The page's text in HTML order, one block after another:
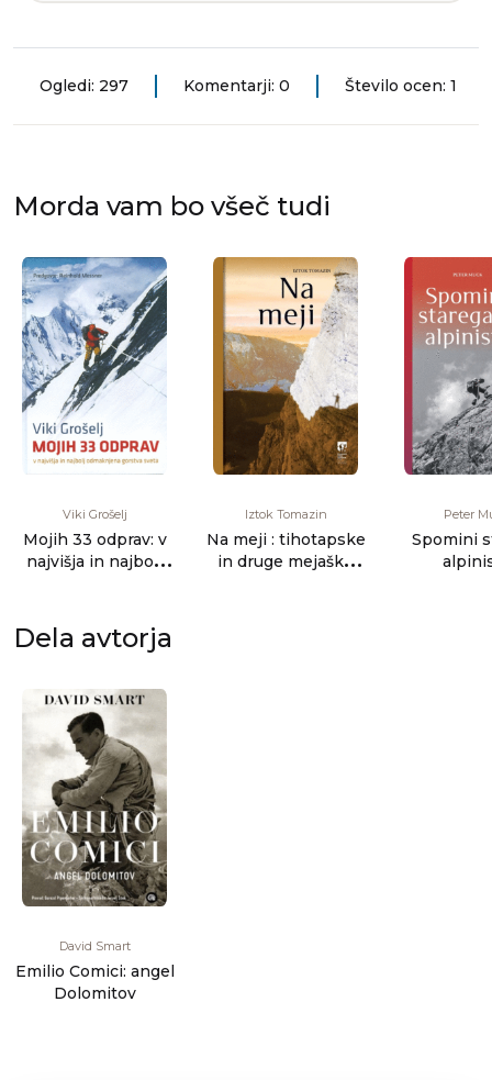
Ogledi: 297 Komentarji: 0 Število ocen: 1
Morda vam bo všeč tudi
Viki Grošelj
Mojih 33 odprav: v
najvišja in najbolj
Iztok Tomazin
Na meji : tihotapske
in druge mejaške
Peter
Spomini
Dela avtorja
David Smart
Emilio Comici: angel
Dolomitov